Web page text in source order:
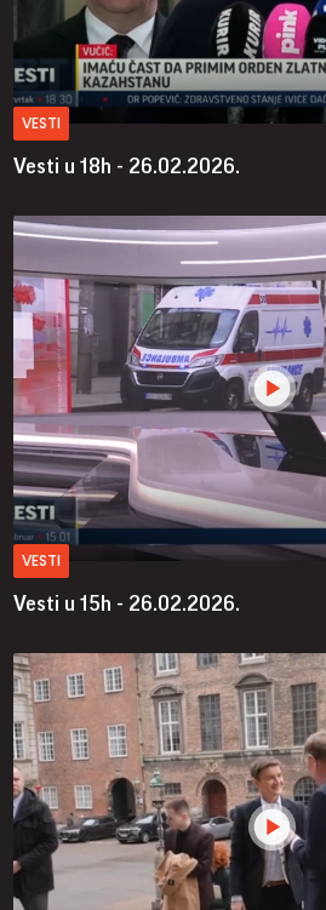
VESTI
Vesti u 18h - 26.02.2026.
VESTI
Vesti u 15h - 26.02.2026.